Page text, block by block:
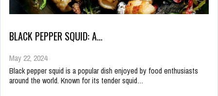
BLACK PEPPER SQUID: A…
May 22, 2024
Black pepper squid is a popular dish enjoyed by food enthusiasts
around the world. Known for its tender squid…